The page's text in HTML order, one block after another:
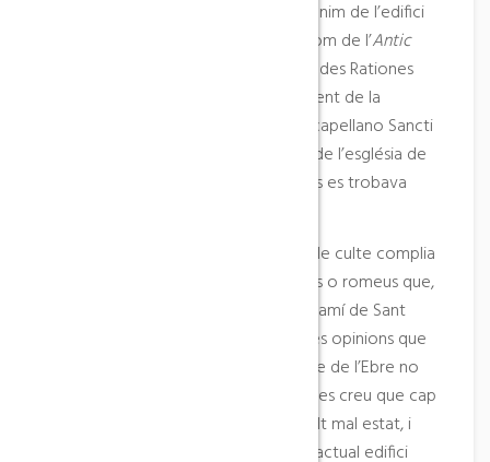
Les primeres notícies escrites que tenim de l’edifici
que actualment coneixem amb el nom de l’Antic
es troben en les ja esmentades Rationes
Decimarun del 1279, on en el pagament de la
contribució de la dècima hi surt el «capellano Sancti
Iacovi». Aquest capellà era el titular de l’església de
Sant Jaume, que en aquells moments es trobava
Hom creu que a part de ser un lloc de culte complia
les funcions d’alberg per als pelegrins o romeus que,
procedents de Tortosa, seguien el Camí de Sant
Jaume. No obstant, també hi ha altres opinions que
sustenten que el Camí de Sant Jaume de l’Ebre no
passava per Horta. Aquesta església es creu que cap
a mitjan segle XVI es trobava en molt mal estat, i
l’any 1575 es construí en el seu lloc l’actual edifici